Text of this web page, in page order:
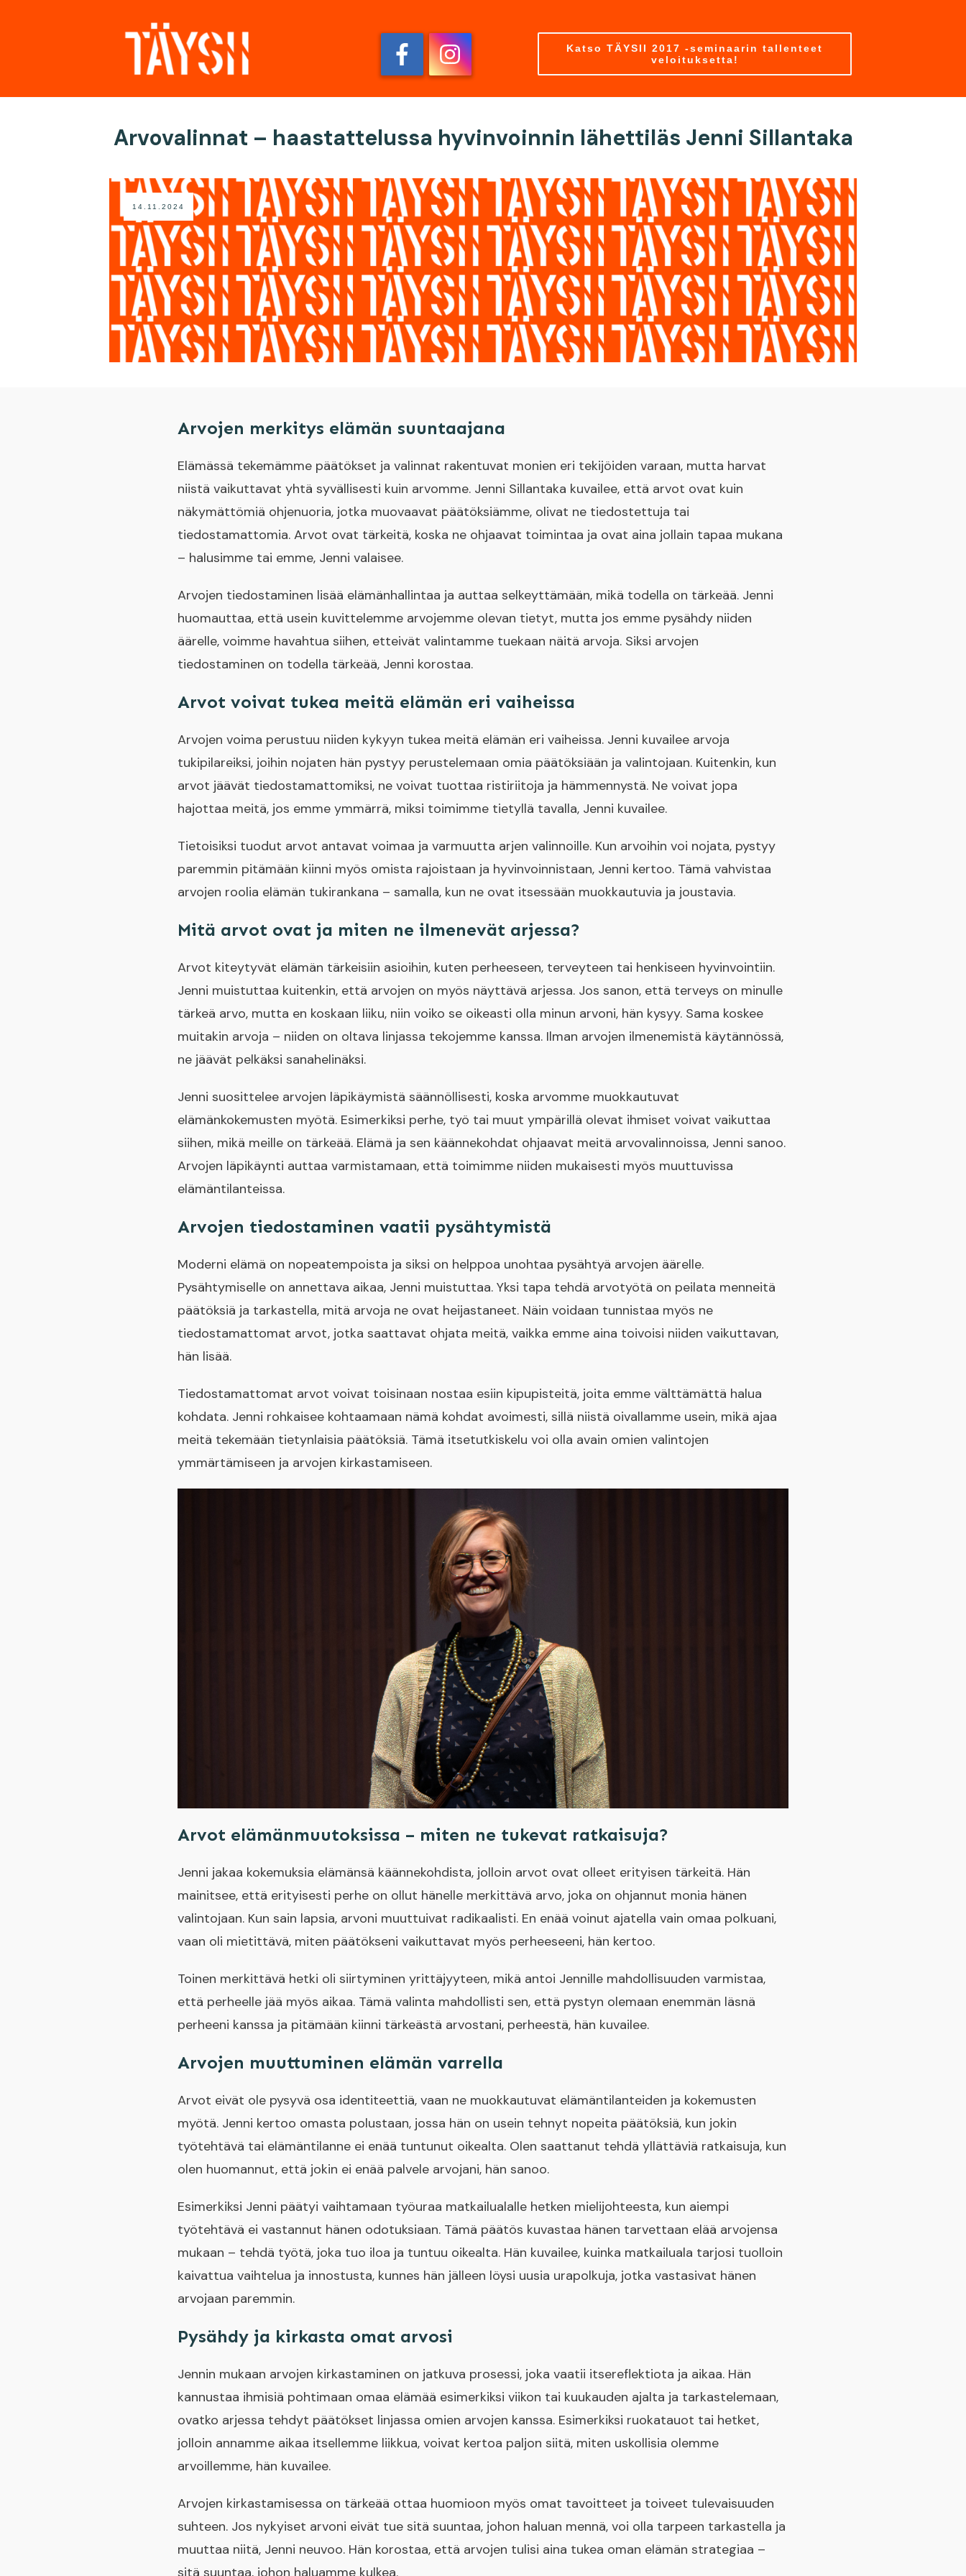
Katso TÄYSII 2017 -seminaarin tallenteet
veloituksetta!
Arvovalinnat – haastattelussa hyvinvoinnin lähettiläs Jenni Sillantaka
14.11.2024
Arvojen merkitys elämän suuntaajana
Elämässä tekemämme päätökset ja valinnat rakentuvat monien eri tekijöiden varaan, mutta harvat
niistä vaikuttavat yhtä syvällisesti kuin arvomme. Jenni Sillantaka kuvailee, että arvot ovat kuin
näkymättömiä ohjenuoria, jotka muovaavat päätöksiämme, olivat ne tiedostettuja tai
tiedostamattomia. Arvot ovat tärkeitä, koska ne ohjaavat toimintaa ja ovat aina jollain tapaa mukana
– halusimme tai emme, Jenni valaisee.
Arvojen tiedostaminen lisää elämänhallintaa ja auttaa selkeyttämään, mikä todella on tärkeää. Jenni
huomauttaa, että usein kuvittelemme arvojemme olevan tietyt, mutta jos emme pysähdy niiden
äärelle, voimme havahtua siihen, etteivät valintamme tuekaan näitä arvoja. Siksi arvojen
tiedostaminen on todella tärkeää, Jenni korostaa.
Arvot voivat tukea meitä elämän eri vaiheissa
Arvojen voima perustuu niiden kykyyn tukea meitä elämän eri vaiheissa. Jenni kuvailee arvoja
tukipilareiksi, joihin nojaten hän pystyy perustelemaan omia päätöksiään ja valintojaan. Kuitenkin, kun
arvot jäävät tiedostamattomiksi, ne voivat tuottaa ristiriitoja ja hämmennystä. Ne voivat jopa
hajottaa meitä, jos emme ymmärrä, miksi toimimme tietyllä tavalla, Jenni kuvailee.
Tietoisiksi tuodut arvot antavat voimaa ja varmuutta arjen valinnoille. Kun arvoihin voi nojata, pystyy
paremmin pitämään kiinni myös omista rajoistaan ja hyvinvoinnistaan, Jenni kertoo. Tämä vahvistaa
arvojen roolia elämän tukirankana – samalla, kun ne ovat itsessään muokkautuvia ja joustavia.
Mitä arvot ovat ja miten ne ilmenevät arjessa?
Arvot kiteytyvät elämän tärkeisiin asioihin, kuten perheeseen, terveyteen tai henkiseen hyvinvointiin.
Jenni muistuttaa kuitenkin, että arvojen on myös näyttävä arjessa. Jos sanon, että terveys on minulle
tärkeä arvo, mutta en koskaan liiku, niin voiko se oikeasti olla minun arvoni, hän kysyy. Sama koskee
muitakin arvoja – niiden on oltava linjassa tekojemme kanssa. Ilman arvojen ilmenemistä käytännössä,
ne jäävät pelkäksi sanahelinäksi.
Jenni suosittelee arvojen läpikäymistä säännöllisesti, koska arvomme muokkautuvat
elämänkokemusten myötä. Esimerkiksi perhe, työ tai muut ympärillä olevat ihmiset voivat vaikuttaa
siihen, mikä meille on tärkeää. Elämä ja sen käännekohdat ohjaavat meitä arvovalinnoissa, Jenni sanoo.
Arvojen läpikäynti auttaa varmistamaan, että toimimme niiden mukaisesti myös muuttuvissa
elämäntilanteissa.
Arvojen tiedostaminen vaatii pysähtymistä
Moderni elämä on nopeatempoista ja siksi on helppoa unohtaa pysähtyä arvojen äärelle.
Pysähtymiselle on annettava aikaa, Jenni muistuttaa. Yksi tapa tehdä arvotyötä on peilata menneitä
päätöksiä ja tarkastella, mitä arvoja ne ovat heijastaneet. Näin voidaan tunnistaa myös ne
tiedostamattomat arvot, jotka saattavat ohjata meitä, vaikka emme aina toivoisi niiden vaikuttavan,
hän lisää.
Tiedostamattomat arvot voivat toisinaan nostaa esiin kipupisteitä, joita emme välttämättä halua
kohdata. Jenni rohkaisee kohtaamaan nämä kohdat avoimesti, sillä niistä oivallamme usein, mikä ajaa
meitä tekemään tietynlaisia päätöksiä. Tämä itsetutkiskelu voi olla avain omien valintojen
ymmärtämiseen ja arvojen kirkastamiseen.
Arvot elämänmuutoksissa – miten ne tukevat ratkaisuja?
Jenni jakaa kokemuksia elämänsä käännekohdista, jolloin arvot ovat olleet erityisen tärkeitä. Hän
mainitsee, että erityisesti perhe on ollut hänelle merkittävä arvo, joka on ohjannut monia hänen
valintojaan. Kun sain lapsia, arvoni muuttuivat radikaalisti. En enää voinut ajatella vain omaa polkuani,
vaan oli mietittävä, miten päätökseni vaikuttavat myös perheeseeni, hän kertoo.
Toinen merkittävä hetki oli siirtyminen yrittäjyyteen, mikä antoi Jennille mahdollisuuden varmistaa,
että perheelle jää myös aikaa. Tämä valinta mahdollisti sen, että pystyn olemaan enemmän läsnä
perheeni kanssa ja pitämään kiinni tärkeästä arvostani, perheestä, hän kuvailee.
Arvojen muuttuminen elämän varrella
Arvot eivät ole pysyvä osa identiteettiä, vaan ne muokkautuvat elämäntilanteiden ja kokemusten
myötä. Jenni kertoo omasta polustaan, jossa hän on usein tehnyt nopeita päätöksiä, kun jokin
työtehtävä tai elämäntilanne ei enää tuntunut oikealta. Olen saattanut tehdä yllättäviä ratkaisuja, kun
olen huomannut, että jokin ei enää palvele arvojani, hän sanoo.
Esimerkiksi Jenni päätyi vaihtamaan työuraa matkailualalle hetken mielijohteesta, kun aiempi
työtehtävä ei vastannut hänen odotuksiaan. Tämä päätös kuvastaa hänen tarvettaan elää arvojensa
mukaan – tehdä työtä, joka tuo iloa ja tuntuu oikealta. Hän kuvailee, kuinka matkailuala tarjosi tuolloin
kaivattua vaihtelua ja innostusta, kunnes hän jälleen löysi uusia urapolkuja, jotka vastasivat hänen
arvojaan paremmin.
Pysähdy ja kirkasta omat arvosi
Jennin mukaan arvojen kirkastaminen on jatkuva prosessi, joka vaatii itsereflektiota ja aikaa. Hän
kannustaa ihmisiä pohtimaan omaa elämää esimerkiksi viikon tai kuukauden ajalta ja tarkastelemaan,
ovatko arjessa tehdyt päätökset linjassa omien arvojen kanssa. Esimerkiksi ruokatauot tai hetket,
jolloin annamme aikaa itsellemme liikkua, voivat kertoa paljon siitä, miten uskollisia olemme
arvoillemme, hän kuvailee.
Arvojen kirkastamisessa on tärkeää ottaa huomioon myös omat tavoitteet ja toiveet tulevaisuuden
suhteen. Jos nykyiset arvoni eivät tue sitä suuntaa, johon haluan mennä, voi olla tarpeen tarkastella ja
muuttaa niitä, Jenni neuvoo. Hän korostaa, että arvojen tulisi aina tukea oman elämän strategiaa –
sitä suuntaa, johon haluamme kulkea.